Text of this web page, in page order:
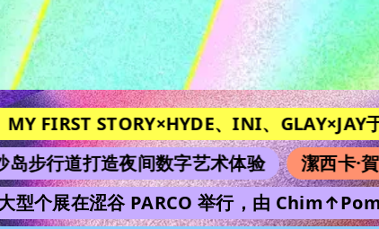
、INI、GLAY×JAY于6月21
打造夜间数字艺术体验
潔西卡·賀斯樂的
涩谷 PARCO 举行，由 Chim↑Pom 策划